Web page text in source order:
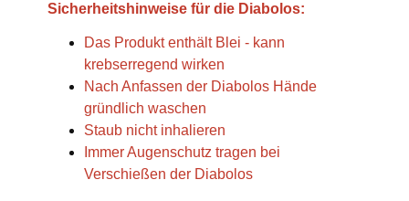
Sicherheitshinweise für die Diabolos:
Das Produkt enthält Blei - kann
krebserregend wirken
Nach Anfassen der Diabolos Hände
gründlich waschen
Staub nicht inhalieren
Immer Augenschutz tragen bei
Verschießen der Diabolos